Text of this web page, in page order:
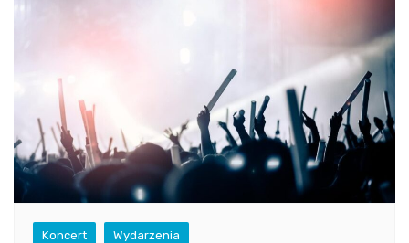
Koncert Wydarzenia